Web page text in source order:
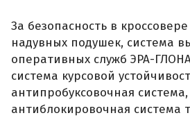
За безопасность в
надувных подушек, система
оперативных служб ЭРА-
система курсовой
антипробуксовочная система,
антиблокировочная система